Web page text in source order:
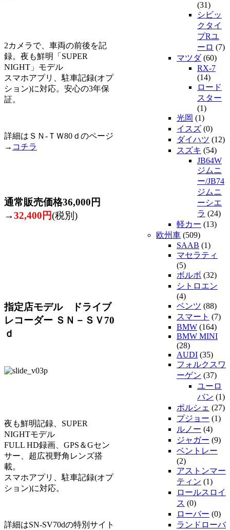
2カメラで、車両の前後を記
録。夜も鮮明「SUPER
NIGHT」モデル
スマホアプリ、駐車記録(オプ
ション)に対応。安心の3年保
証。
詳細はＳＮ-ＴＷ80ｄのページ
→ コチラ
通常販売価格36,000円
→32,400円(税別)
指定店モデル ドライブ
レコーダー ＳＮ－ＳＶ70
ｄ
夜も鮮明記録、SUPER
NIGHTモデル
FULL HD録画、GPS＆Gセン
サー、超広視野角レンズ搭
載。
スマホアプリ、駐車記録(オプ
ション)に対応。
詳細はSN-SV70dの特別サイト
(31)
シビッ
クタイ
プRユ
ーロ (7)
マツダ(60)
RX-7
(14)
ロード
スター
(1)
光岡 (1)
イスズ (0)
ダイハツ (12)
スズキ (54)
JB64W
ジムニ
ー/JB74
ジムニ
ーシエ
ラ (24)
軽カー (13)
欧州車 (509)
SAAB (1)
マセラティ
(5)
ボルボ (32)
シトロエン
(4)
ベンツ (88)
スマート (7)
BMW (164)
BMW MINI
(28)
AUDI (35)
フォルクスワ
ーゲン (37)
ユーロ
バン (1)
ポルシェ (27)
プジョー (1)
ルノー (4)
ジャガー (9)
ベントレー
(2)
アストンマー
ティン (1)
ロールスロイ
ス (0)
ローバー (0)
ランドローバ